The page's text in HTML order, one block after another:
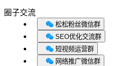
圈子交流
松松粉丝微信群
SEO优化交流群
短视频运营群
网络推广微信群